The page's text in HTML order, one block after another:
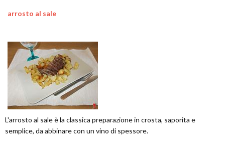
arrosto al sale
L'arrosto al sale è la classica preparazione in crosta, saporita e
semplice, da abbinare con un vino di spessore.